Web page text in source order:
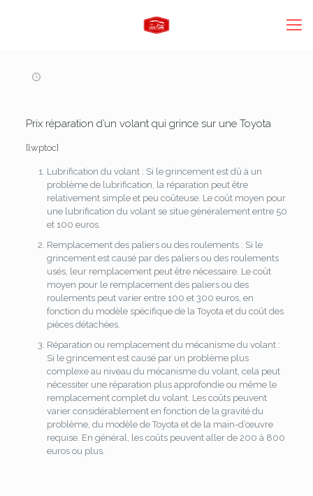
Prix réparation d’un volant qui grince sur une Toyota
[lwptoc]
Lubrification du volant : Si le grincement est dû à un
problème de lubrification, la réparation peut être
relativement simple et peu coûteuse. Le coût moyen pour
une lubrification du volant se situe généralement entre 50
et 100 euros.
Remplacement des paliers ou des roulements : Si le
grincement est causé par des paliers ou des roulements
usés, leur remplacement peut être nécessaire. Le coût
moyen pour le remplacement des paliers ou des
roulements peut varier entre 100 et 300 euros, en
fonction du modèle spécifique de la Toyota et du coût des
pièces détachées.
Réparation ou remplacement du mécanisme du volant :
Si le grincement est causé par un problème plus
complexe au niveau du mécanisme du volant, cela peut
nécessiter une réparation plus approfondie ou même le
remplacement complet du volant. Les coûts peuvent
varier considérablement en fonction de la gravité du
problème, du modèle de Toyota et de la main-d’œuvre
requise. En général, les coûts peuvent aller de 200 à 800
euros ou plus.